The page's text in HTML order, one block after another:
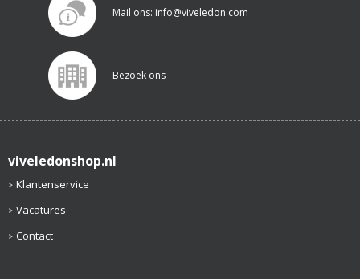
Mail ons: info@viveledon.com
Bezoek ons
viveledonshop.nl
Klantenservice
Vacatures
Contact